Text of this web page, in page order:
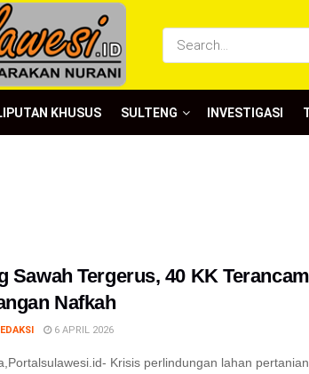
KHUSUS SULTENG INVESTIGASI
Sawah Tergerus, 40 KK Terancam
Nafkah
6 APRIL 2026
Krisis perlindungan lahan pertanian